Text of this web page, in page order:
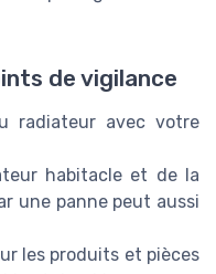
de vigilance
radiateur avec votre
habitacle et de la
une panne peut aussi
les produits et pièces